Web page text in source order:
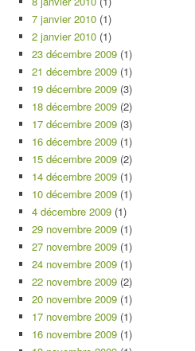
7 janvier 2010 (1)
2 janvier 2010 (1)
23 décembre 2009 (1)
21 décembre 2009 (1)
19 décembre 2009 (3)
18 décembre 2009 (2)
17 décembre 2009 (3)
16 décembre 2009 (1)
15 décembre 2009 (2)
14 décembre 2009 (1)
10 décembre 2009 (1)
4 décembre 2009 (1)
29 novembre 2009 (1)
27 novembre 2009 (1)
24 novembre 2009 (1)
22 novembre 2009 (2)
20 novembre 2009 (1)
17 novembre 2009 (1)
16 novembre 2009 (1)